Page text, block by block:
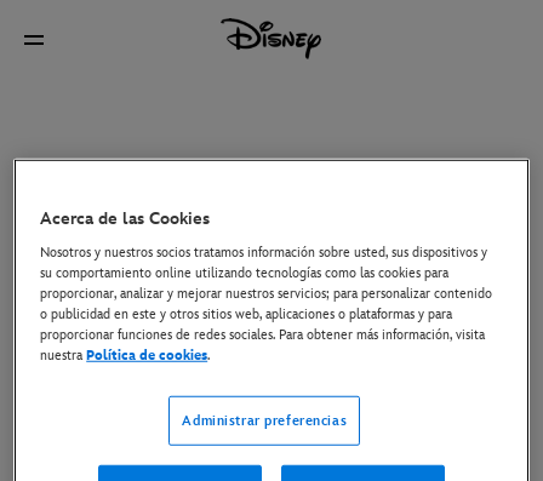
Acerca de las Cookies
Nosotros y nuestros socios tratamos información sobre usted, sus dispositivos y
su comportamiento online utilizando tecnologías como las cookies para
proporcionar, analizar y mejorar nuestros servicios; para personalizar contenido
o publicidad en este y otros sitios web, aplicaciones o plataformas y para
proporcionar funciones de redes sociales. Para obtener más información, visita
nuestraPolítica de cookies.
Administrar preferencias